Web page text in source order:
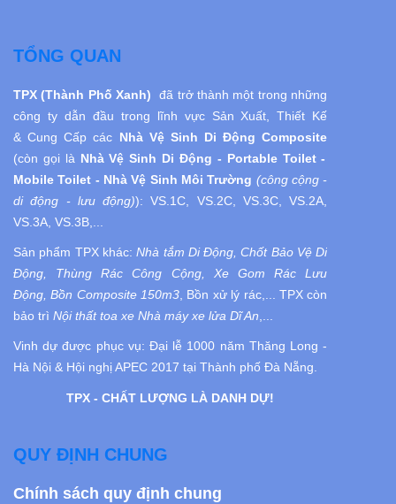
TỔNG QUAN
TPX (Thành Phố Xanh) đã trở thành một trong những
công ty dẫn đầu trong lĩnh vực Sản Xuất, Thiết Kế
& Cung Cấp các Nhà Vệ Sinh Di Động Composite
(còn gọi là Nhà Vệ Sinh Di Động - Portable Toilet -
Mobile Toilet - Nhà Vệ Sinh Môi Trường (công cộng -
di động - lưu động)): VS.1C, VS.2C, VS.3C, VS.2A,
VS.3A, VS.3B,...
Sản phẩm TPX khác:Nhà tắm Di Động, Chốt Bảo Vệ Di
Động, Thùng Rác Công Cộng, Xe Gom Rác Lưu
Động, Bồn Composite 150m3 , Bồn xử lý rác,... TPX còn
bảo trì Nội thất toa xe Nhà máy xe lửa Dĩ An
Vinh dự được phục vụ:Đại lễ 1000 năm Thăng Long -
Hà Nội & Hội nghị APEC 2017 tại Thành phố Đà Nẵng.
TPX - CHẤT LƯỢNG LÀ DANH DỰ!
QUY ĐỊNH CHUNG
Chính sách quy định chung